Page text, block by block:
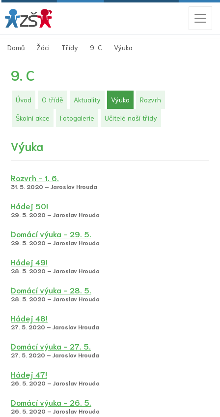
Domů Žáci Třídy 9. C Výuka
9. C
Úvod O třídě Aktuality Výuka(aktuální)
Rozvrh
Školní akce Fotogalerie Učitelé naší třídy
Výuka
Rozvrh - 1. 6.
31. 5. 2020 – Jaroslav Hrouda
Hádej 50!
29. 5. 2020 – Jaroslav Hrouda
Domácí výuka - 29. 5.
29. 5. 2020 – Jaroslav Hrouda
Hádej 49!
28. 5. 2020 – Jaroslav Hrouda
Domácí výuka - 28. 5.
28. 5. 2020 – Jaroslav Hrouda
Hádej 48!
27. 5. 2020 – Jaroslav Hrouda
Domácí výuka - 27. 5.
27. 5. 2020 – Jaroslav Hrouda
Hádej 47!
26. 5. 2020 – Jaroslav Hrouda
Domácí výuka - 26. 5.
26. 5. 2020 – Jaroslav Hrouda